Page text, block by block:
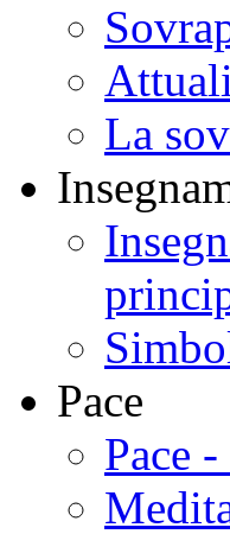
La
Pace
Pace